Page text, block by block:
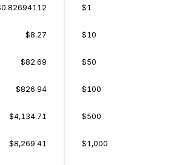
$8.27
$82.69
$826.94
$4,134.71
$8,269.41
$1
$10
$50
$100
$500
$1,000